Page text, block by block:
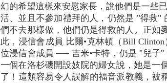
幻的希望這樣來安慰家長，說他們是一些
活、並且不參加禮拜的人，仍然是 "得救"
們不去那樣做，他們仍是得救的人。正
此，浸信會成員 比爾•克林頓（Bill
位浸信會成員 ── 吉米•卡特，仍是 "兒子
一個在洛杉磯開設妓院的婦女說，她是一
了！這類容易令人誤解的福音派教義，被